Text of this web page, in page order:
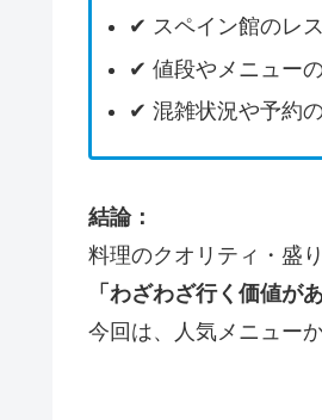
✔ スペイン館のレ
✔ 値段やメニュー
✔ 混雑状況や予約
結論：
料理のクオリティ・盛
「わざわざ行く価値が
今回は、人気メニュー